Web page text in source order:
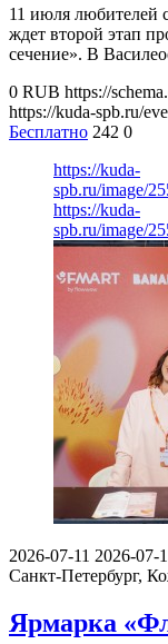
11 июля любителей
ждет второй этап
сечение». В
0 RUB https://
https://kuda-spb.ru/
Бесплатно 242 0
https://kuda-
spb.ru/image/
https://kuda-
spb.ru/image/
2026-07-11 2026-07-
Санкт-Петербург,
Ярмарка